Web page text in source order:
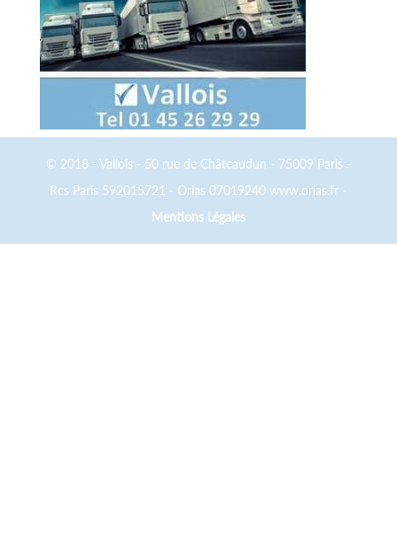
© 2018 - Vallois - 50 rue de Châteaudun - 75009 Paris -
Rcs Paris 592015721 - Orias 07019240 www.orias.fr -
Mentions Légales